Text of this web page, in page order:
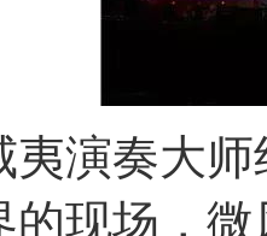
夷演奏大
的现场，